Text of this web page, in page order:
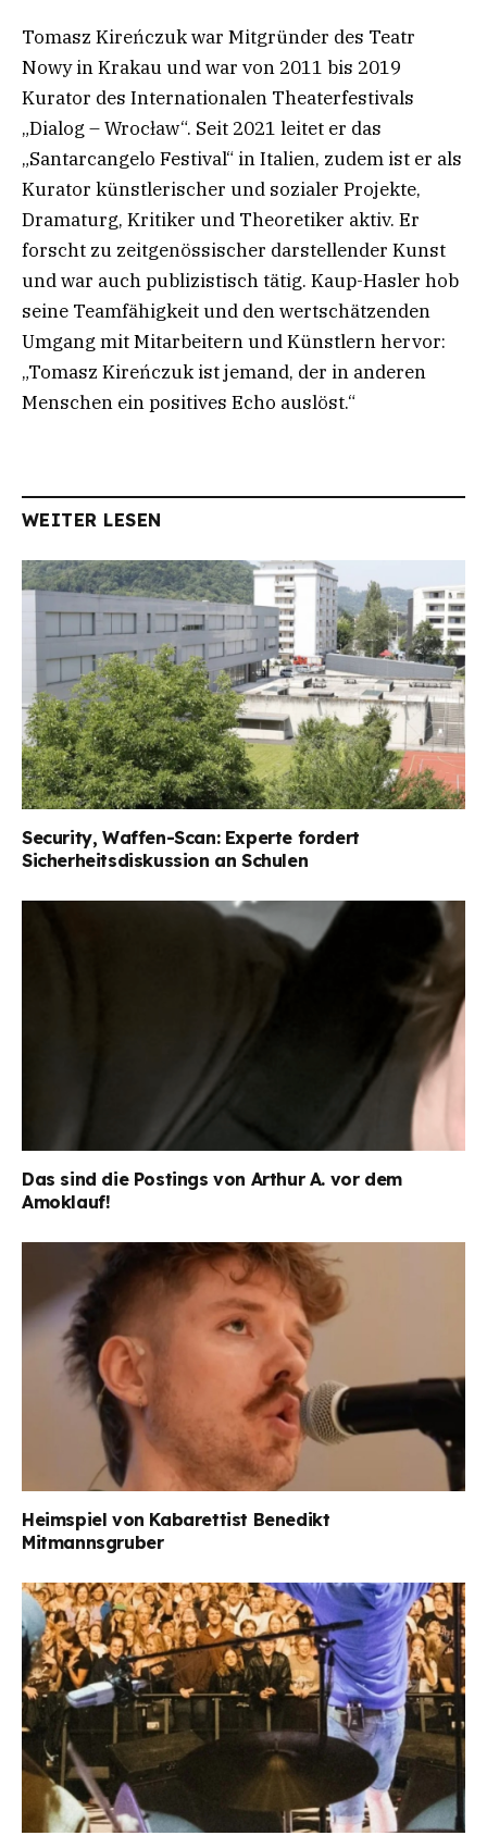
Tomasz Kireńczuk war Mitgründer des Teatr
Nowy in Krakau und war von 2011 bis 2019
Kurator des Internationalen Theaterfestivals
„Dialog – Wrocław“. Seit 2021 leitet er das
„Santarcangelo Festival“ in Italien, zudem ist er als
Kurator künstlerischer und sozialer Projekte,
Dramaturg, Kritiker und Theoretiker aktiv. Er
forscht zu zeitgenössischer darstellender Kunst
und war auch publizistisch tätig. Kaup-Hasler hob
seine Teamfähigkeit und den wertschätzenden
Umgang mit Mitarbeitern und Künstlern hervor:
„Tomasz Kireńczuk ist jemand, der in anderen
Menschen ein positives Echo auslöst.“
WEITER LESEN
Security, Waffen-Scan: Experte fordert
Sicherheitsdiskussion an Schulen
Das sind die Postings von Arthur A. vor dem
Amoklauf!
Heimspiel von Kabarettist Benedikt
Mitmannsgruber